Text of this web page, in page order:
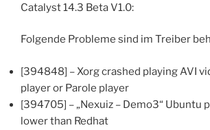
Catalyst 14.3 Beta V1.0:
Folgende Probleme sind im Treiber
[394848] – Xorg crashed playing AVI
player or Parole player
[394705] – „Nexuiz – Demo3“ Ubuntu
lower than Redhat